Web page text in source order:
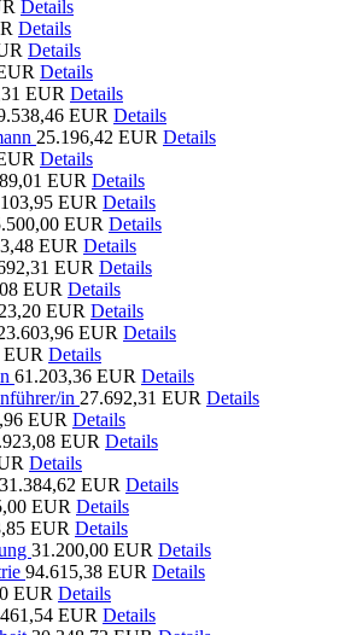
Details
Details
Details
Details
EUR Details
EUR Details
25.196,42 EUR Details
Details
EUR Details
EUR Details
EUR Details
EUR Details
EUR Details
EUR Details
EUR Details
EUR Details
EUR Details
61.203,36 EUR Details
in 27.692,31 EUR Details
EUR Details
EUR Details
Details
31.384,62 EUR Details
EUR Details
EUR Details
31.200,00 EUR Details
94.615,38 EUR Details
EUR Details
EUR Details